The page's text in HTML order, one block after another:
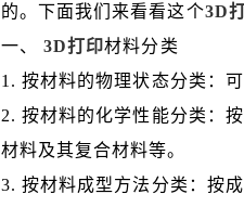
的。下面我们来看看这个3D
一、3D打印材料分类
1. 按材料的物理状态分类：
2. 按材料的化学性能分类：
材料及其复合材料等。
3. 按材料成型方法分类：按